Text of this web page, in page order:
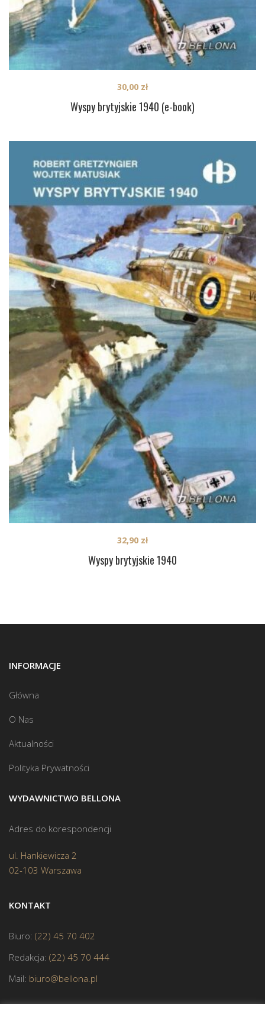
Wyspy brytyjskie 1940 (e-book)
30,00 zł
Wyspy brytyjskie 1940
32,90 zł
INFORMACJE
Główna
O Nas
Aktualności
Polityka Prywatności
WYDAWNICTWO BELLONA
Adres do korespondencji
ul. Hankiewicza 2
02-103 Warszawa
KONTAKT
Biuro: (22) 45 70 402
Redakcja: (22) 45 70 444
Mail: biuro@bellona.pl